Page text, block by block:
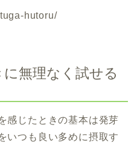
hutoru/
無理なく試せる
感じたときの基本は発芽
いつも良い多めに摂取す